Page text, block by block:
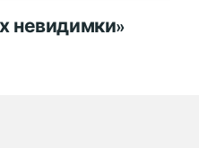
невидимки»